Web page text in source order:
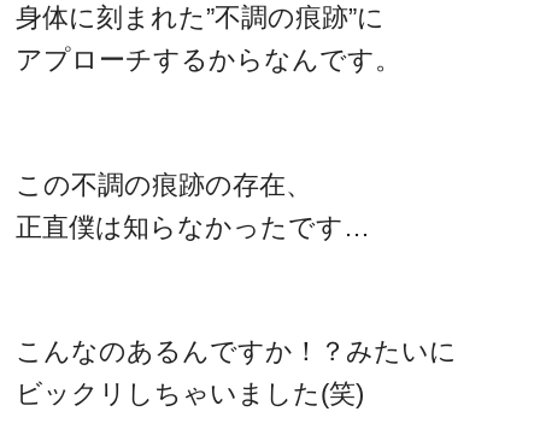
身体に刻まれた”不調の痕跡”に
アプローチするからなんです。
この不調の痕跡の存在、
正直僕は知らなかったです…
こんなのあるんですか！？みたいに
ビックリしちゃいました(笑)